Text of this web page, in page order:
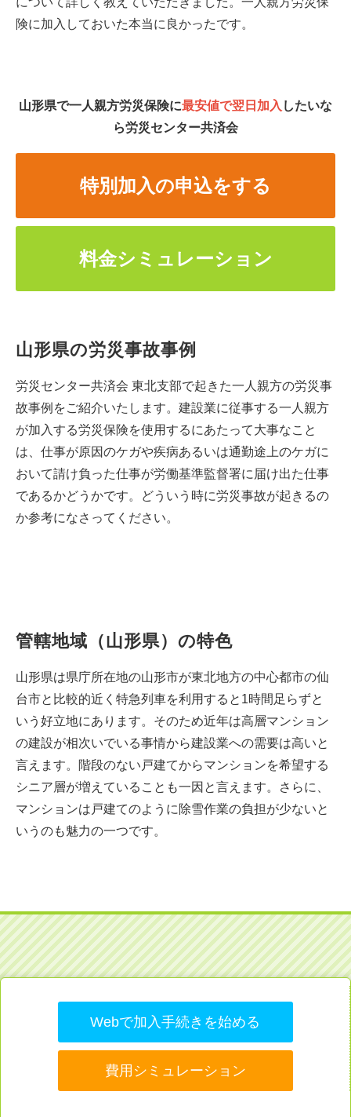
険に加入しておいた本当に良かったです。
山形県で一人親方労災保険に最安値で翌日加入 したいな
ら労災センター共済会
特別加入の申込をする
料金シミュレーション
山形県の労災事故事例
労災センター共済会 東北支部で起きた一人親方の労災事
故事例をご紹介いたします。建設業に従事する一人親方
が加入する労災保険を使用するにあたって大事なこと
は、仕事が原因のケガや疾病あるいは通勤途上のケガに
おいて請け負った仕事が労働基準監督署に届け出た仕事
であるかどうかです。どういう時に労災事故が起きるの
か参考になさってください。
管轄地域（山形県）の特色
山形県は県庁所在地の山形市が東北地方の中心都市の仙
台市と比較的近く特急列車を利用すると1時間足らずと
いう好立地にあります。そのため近年は高層マンション
の建設が相次いでいる事情から建設業への需要は高いと
言えます。階段のない戸建てからマンションを希望する
シニア層が増えていることも一因と言えます。さらに、
マンションは戸建てのように除雪作業の負担が少ないと
いうのも魅力の一つです。
Webで加入手続きを始める
費用シミュレーション